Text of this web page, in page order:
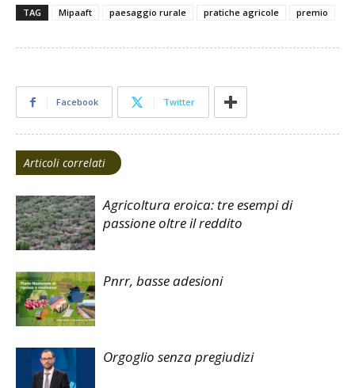
TAG Mipaaft paesaggio rurale pratiche agricole premio
Facebook Twitter
Articoli correlati
Agricoltura eroica: tre esempi di
passione oltre il reddito
Pnrr, basse adesioni
Orgoglio senza pregiudizi